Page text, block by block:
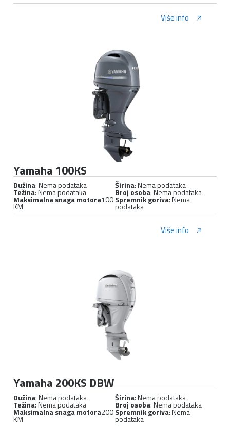
Više info
Yamaha 100KS
Dužina: Nema podataka Širina: Nema podataka
Težina: Nema podataka Broj osoba: Nema podataka
Maksimalna snaga motora100
KM
Spremnik goriva: Nema
podataka
Više info
Yamaha 200KS DBW
Dužina: Nema podataka Širina: Nema podataka
Težina: Nema podataka Broj osoba: Nema podataka
Maksimalna snaga motora200
KM
Spremnik goriva: Nema
podataka